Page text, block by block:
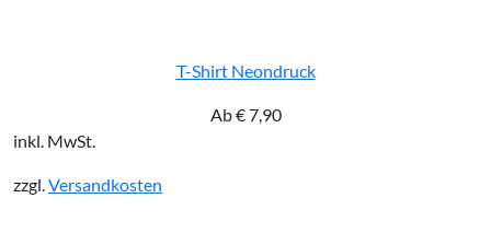
T-Shirt Neondruck
Ab€7,90
inkl. MwSt.
zzgl. Versandkosten